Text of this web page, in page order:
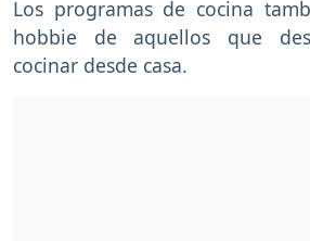
Los programas de cocina
hobbie de aquellos que
cocinar desde casa.